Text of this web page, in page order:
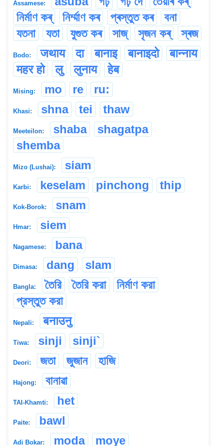
Assamese:
নিৰ্মাণ কৰ্
নিৰ্ম্মাণ কৰ প্ৰস্তুত কৰ
বনা
যতনা
যতা যুগুত কৰ সাজ্ সৃজন কৰ্ স্ৰজ
Bodo: जथाय दा बानाइ बानाइदो
बान्नाय
महर हो
लु लुनाय हेब
Mising: mo re ru:
Khasi: shna tei thaw
Meeteilon: shaba
shagatpa
shemba
Mizo (Lushai): siam
Karbi: keselam pinchong thip
Kok-Borok: snam
Hmar: siem
Nagamese: bana
Dimasa: dang slam
Bangla: তৈরি তৈরি করা
নির্মাণ করা
প্রস্তুত করা
Nepali: बनाउनु
Tiwa: sinji sinji`
Deori: জতা জুজান হাজি
Hajong: বানাৱা
TAI-Khamti: het
Paite: bawl
Adi Bokar: moda moye